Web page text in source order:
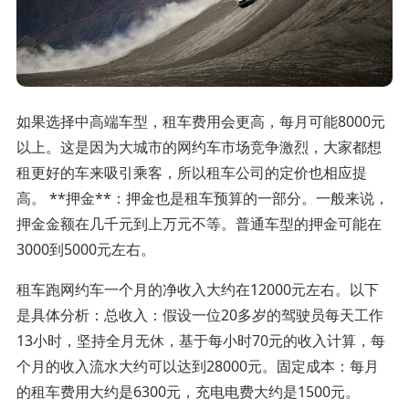
如果选择中高端车型，租车费用会更高，每月可能8000元
以上。这是因为大城市的网约车市场竞争激烈，大家都想
租更好的车来吸引乘客，所以租车公司的定价也相应提
高。 **押金**：押金也是租车预算的一部分。一般来说，
押金金额在几千元到上万元不等。普通车型的押金可能在
3000到5000元左右。
租车跑网约车一个月的净收入大约在12000元左右。以下
是具体分析：总收入：假设一位20多岁的驾驶员每天工作
13小时，坚持全月无休，基于每小时70元的收入计算，每
个月的收入流水大约可以达到28000元。固定成本：每月
的租车费用大约是6300元，充电电费大约是1500元。